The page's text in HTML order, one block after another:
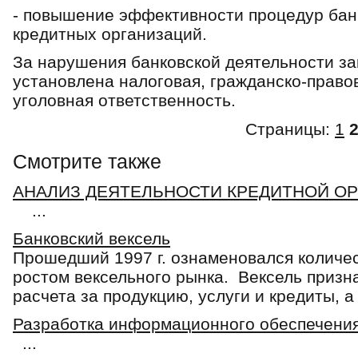
- повышение эффективности процедур
кредитных организаций.
За нарушения банковской деятельности
установлена налоговая, гражданско-
уголовная ответственность.
Страницы: 1 2
Смотрите также
АНАЛИЗ ДЕЯТЕЛЬНОСТИ КРЕДИТНОЙ
...
Банковский вексель
Прошедший 1997 г. ознаменовался
ростом вексельного рынка. Вексель
расчета за продукцию, услуги и кредиты,
Разработка информационного
...